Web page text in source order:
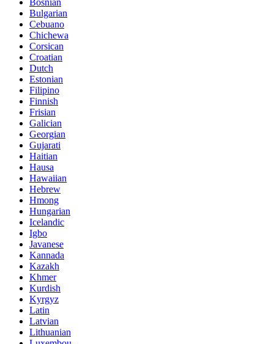
Bosnian
Bulgarian
Cebuano
Chichewa
Corsican
Croatian
Dutch
Estonian
Filipino
Finnish
Frisian
Galician
Georgian
Gujarati
Haitian
Hausa
Hawaiian
Hebrew
Hmong
Hungarian
Icelandic
Igbo
Javanese
Kannada
Kazakh
Khmer
Kurdish
Kyrgyz
Latin
Latvian
Lithuanian